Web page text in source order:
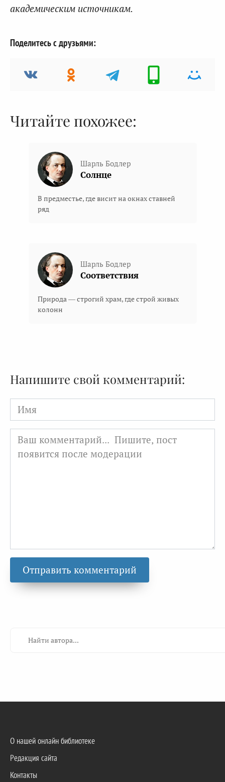
академическим источникам.
Поделитесь с друзьями:
Читайте похожее:
Шарль Бодлер
Солнце
В предместье, где висит на окнах ставней
ряд
Шарль Бодлер
Соответствия
Природа — строгий храм, где строй живых
колонн
Напишите свой комментарий:
Имя
О нашей онлайн библиотеке
Редакция сайта
Контакты